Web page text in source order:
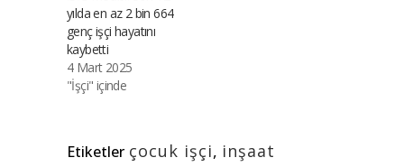
yılda en az 2 bin 664
genç işçi hayatını
kaybetti
4 Mart 2025
"İşçi" içinde
Etiketler çocuk işçi, inşaat